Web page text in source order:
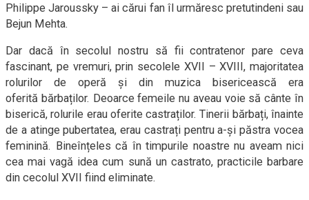
Philippe Jaroussky – ai cărui fan îl urmăresc pretutindeni sau
Bejun Mehta.
Dar dacă în secolul nostru să fii contratenor pare ceva
fascinant, pe vremuri, prin secolele XVII – XVIII, majoritatea
rolurilor de operă și din muzica bisericească era
oferită bărbaților. Deoarce femeile nu aveau voie să cânte în
biserică, rolurile erau oferite castraților. Tinerii bărbați, înainte
de a atinge pubertatea, erau castrați pentru a-și păstra vocea
feminină. Bineînțeles că în timpurile noastre nu aveam nici
cea mai vagă idea cum sună un castrato, practicile barbare
din cecolul XVII fiind eliminate.